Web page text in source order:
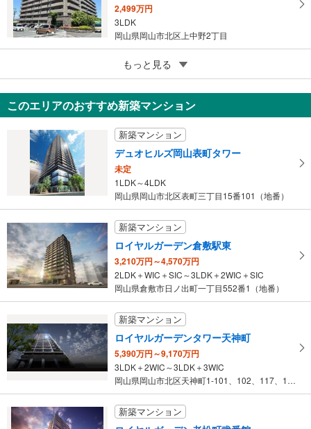
2,499万円
3LDK
岡山県岡山市北区上中野2丁目
ライオンズタワー岡山千日前
4,580万円
3LDK
岡山県岡山市北区表町3丁目
もっと見る
このエリアのおすすめ新築マンション
新築マンション
デュオヒルズ岡山表町タワー
未定
1LDK～4LDK
岡山県岡山市北区表町三丁目15番101（地番）
新築マンション
ロイヤルガーデン倉敷駅東
3,210万円～4,570万円
2LDK＋WIC＋SIC～3LDK＋2WIC＋SIC
岡山県倉敷市日ノ出町一丁目552番1（地番）
新築マンション
ロイヤルガーデンタワー天神町
5,390万円～9,170万円
3LDK＋2WIC～3LDK＋3WIC
岡山県岡山市北区天神町1-101、102、117、118（地番）
新築マンション